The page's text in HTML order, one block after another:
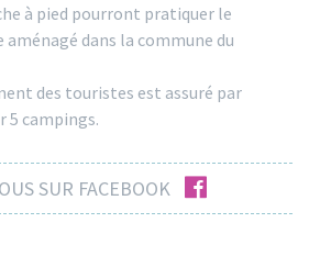
à pied pourront pratiquer le
aménagé dans la commune du
des touristes est assuré par
5 campings.
SUR FACEBOOK facebook